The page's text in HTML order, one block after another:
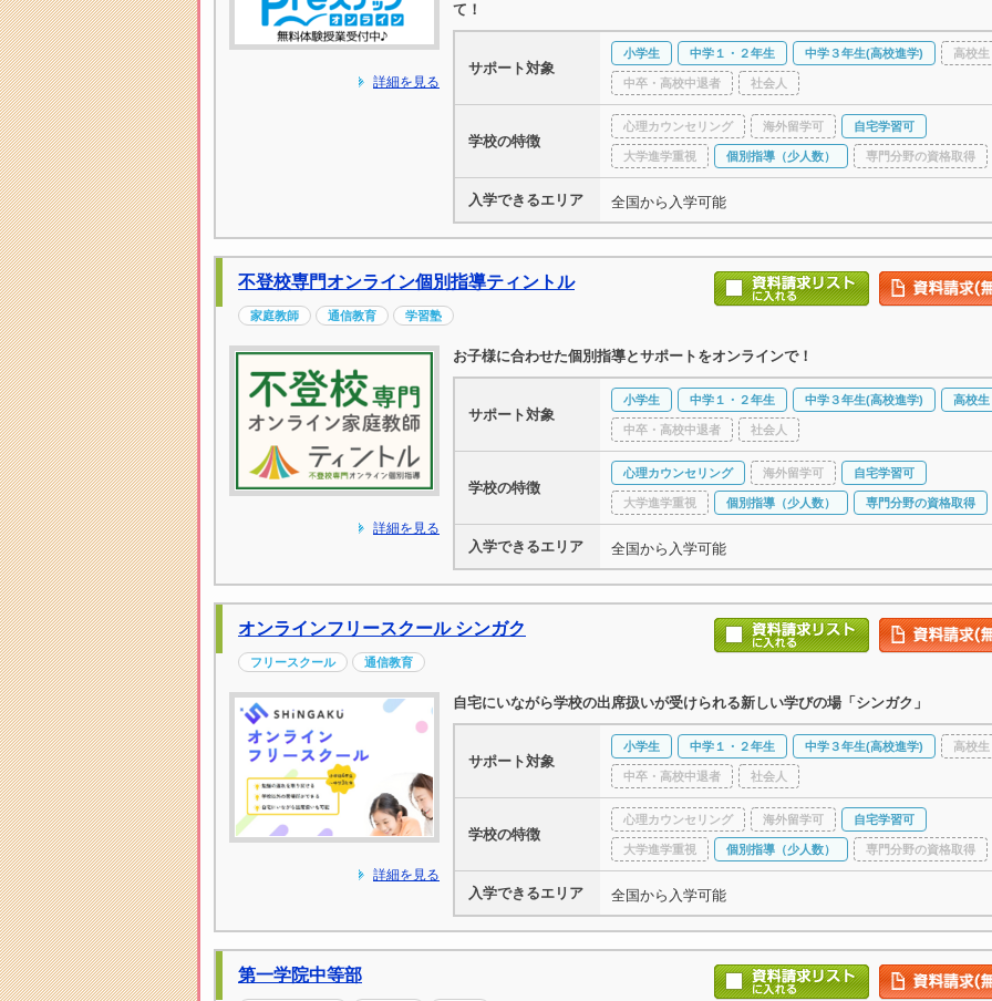
詳細を見る
て！
サポート対象
小学生 中学１・２年生 中学３年生(高校進学) 高校生
中卒・高校中退者 社会人
学校の特徴
心理カウンセリング 海外留学可 自宅学習可
大学進学重視 個別指導（少人数） 専門分野の資格取得
入学できるエリア 全国から入学可能
不登校専門オンライン個別指導ティントル
家庭教師 通信教育 学習塾
詳細を見る
お子様に合わせた個別指導とサポートをオンラインで！
サポート対象
小学生 中学１・２年生 中学３年生(高校進学) 高校生
中卒・高校中退者 社会人
学校の特徴
心理カウンセリング 海外留学可 自宅学習可
大学進学重視 個別指導（少人数） 専門分野の資格取得
入学できるエリア 全国から入学可能
オンラインフリースクール シンガク
フリースクール 通信教育
詳細を見る
自宅にいながら学校の出席扱いが受けられる新しい学びの場「シンガク」
サポート対象
小学生 中学１・２年生 中学３年生(高校進学) 高校生
中卒・高校中退者 社会人
学校の特徴
心理カウンセリング 海外留学可 自宅学習可
大学進学重視 個別指導（少人数） 専門分野の資格取得
入学できるエリア 全国から入学可能
第一学院中等部